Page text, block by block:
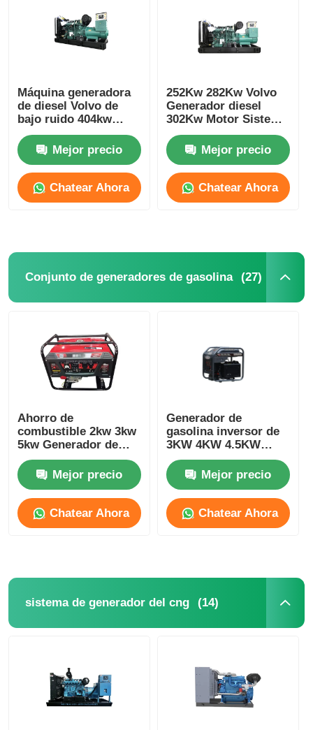
Máquina generadora
de diesel Volvo de
bajo ruido 404kw
500kva 473kw
587.5kva Genset
diesel marina
Mejor precio
Chatear Ahora
252Kw 282Kw Volvo
Generador diesel
302Kw Motor Sistema
de enfriamiento del
generador diesel
Mejor precio
Chatear Ahora
Conjunto de generadores de gasolina (27)
Ahorro de
combustible 2kw 3kw
5kw Generador de
gasolina de marco
abierto Generador de
gasolina pequeño
Mejor precio
Chatear Ahora
Generador de
gasolina inversor de
3KW 4KW 4.5KW
220V 230V 240V 380V
Mejor precio
Chatear Ahora
sistema de generador del cng (14)